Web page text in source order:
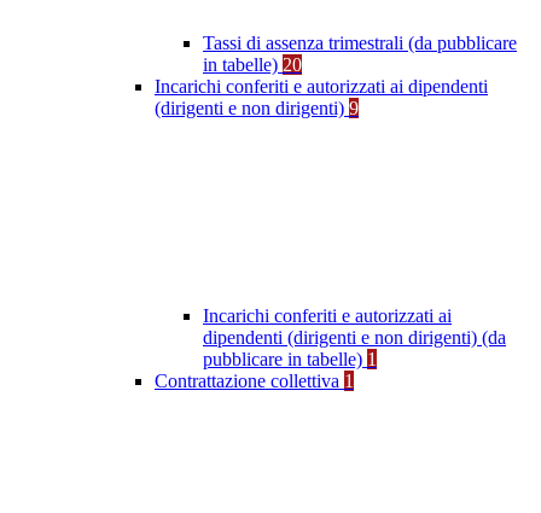
Tassi di assenza trimestrali (da pubblicare
in tabelle) 20
Incarichi conferiti e autorizzati ai dipendenti
(dirigenti e non dirigenti) 9
Incarichi conferiti e autorizzati ai
dipendenti (dirigenti e non dirigenti) (da
pubblicare in tabelle) 1
Contrattazione collettiva 1